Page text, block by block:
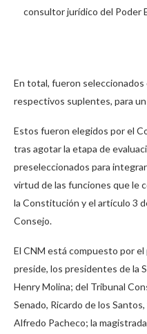
consultor jurídico del Poder
En total, fueron
respectivos suplentes, para
Estos fueron elegidos por el
tras agotar la etapa de
preseleccionados para
virtud de las funciones que le
la Constitución y el artículo 3
Consejo.
El CNM está compuesto por
preside, los presidentes de la
Henry Molina; del Tribunal
Senado, Ricardo de los
Alfredo Pacheco; la